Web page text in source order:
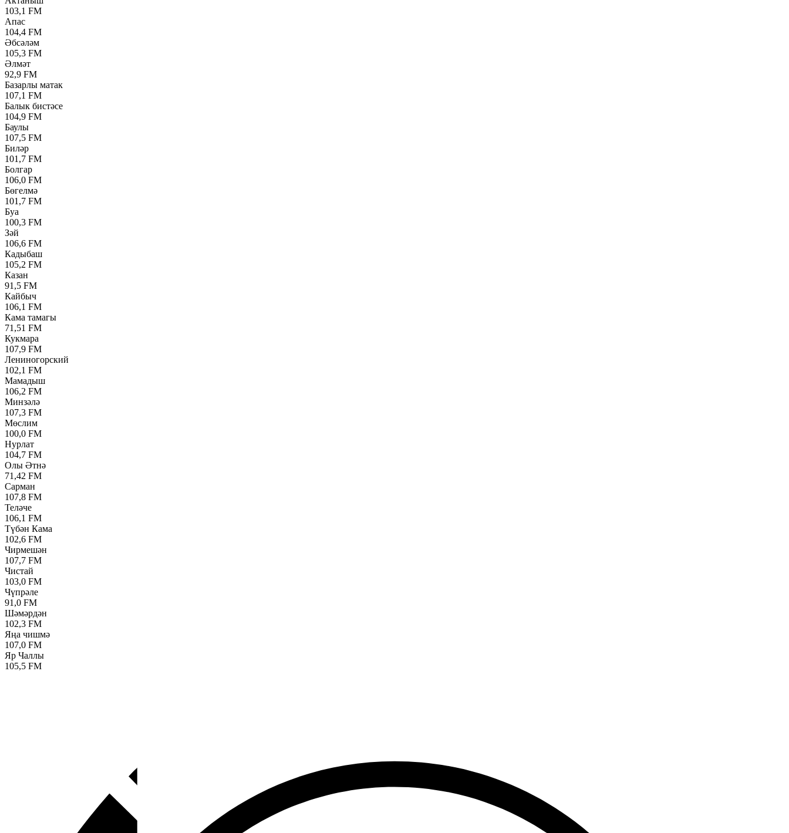
103,1 FM
Апас
104,4 FM
Әбсәләм
105,3 FM
Әлмәт
92,9 FM
Базарлы матак
107,1 FM
Балык бистәсе
104,9 FM
Баулы
107,5 FM
Биләр
101,7 FM
Болгар
106,0 FM
Бөгелмә
101,7 FM
Буа
100,3 FM
Зәй
106,6 FM
Кадыбаш
105,2 FM
Казан
91,5 FM
Кайбыч
106,1 FM
Кама тамагы
71,51 FM
Кукмара
107,9 FM
Лениногорский
102,1 FM
Мамадыш
106,2 FM
Минзәлә
107,3 FM
Мөслим
100,0 FM
Нурлат
104,7 FM
Олы Әтнә
71,42 FM
Сарман
107,8 FM
Теләче
106,1 FM
Түбән Кама
102,6 FM
Чирмешән
107,7 FM
Чистай
103,0 FM
Чүпрәле
91,0 FM
Шәмәрдән
102,3 FM
Яңа чишмә
107,0 FM
Яр Чаллы
105,5 FM